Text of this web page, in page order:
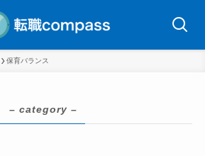
保育バランス
– category –